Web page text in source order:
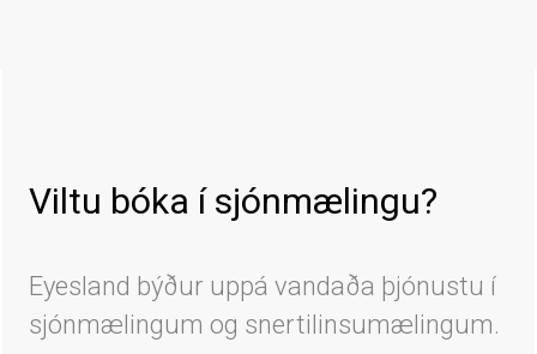
Viltu bóka í sjónmælingu?
Eyesland býður uppá vandaða þjónustu í
sjónmælingum og snertilinsumælingum.